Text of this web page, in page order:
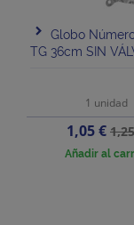
Globo
TG 36cm SIN
1 unidad
Precio
1,05 €
Añadir al